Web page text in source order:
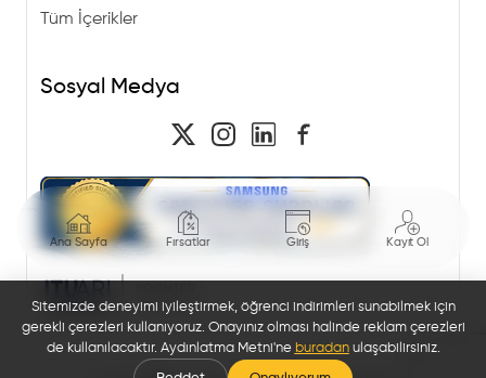
Ana Sayfa Fırsatlar Giriş Kayıt Ol
Tüm İçerikler
Sosyal Medya
Sitemizde deneyimi iyileştirmek, öğrenci indirimleri sunabilmek için
gerekli çerezleri kullanıyoruz. Onayınız olması halinde reklam çerezleri
de kullanılacaktır. Aydınlatma Metni'ne buradanulaşabilirsiniz.